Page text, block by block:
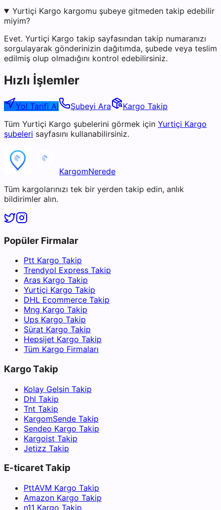
Yurtiçi Kargo kargomu şubeye gitmeden takip edebilir
miyim?
Evet. Yurtiçi Kargo takip sayfasından takip numaranızı
sorgulayarak gönderinizin dağıtımda, şubede veya teslim
edilmiş olup olmadığını kontrol edebilirsiniz.
Hızlı İşlemler
Yol Tarifi Al Şubeyi Ara
Kargo Takip
Tüm Yurtiçi Kargo şubelerini görmek için Yurtiçi Kargo
şubeleri sayfasını kullanabilirsiniz.
KargomNerede
Tüm kargolarınızı tek bir yerden takip edin, anlık
bildirimler alın.
Popüler Firmalar
Ptt Kargo Takip
Trendyol Express Takip
Aras Kargo Takip
Yurtiçi Kargo Takip
DHL Ecommerce Takip
Mng Kargo Takip
Ups Kargo Takip
Sürat Kargo Takip
Hepsijet Kargo Takip
Tüm Kargo Firmaları
Kargo Takip
Kolay Gelsin Takip
Dhl Takip
Tnt Takip
KargomSende Takip
Sendeo Kargo Takip
Kargoist Takip
Jetizz Takip
E-ticaret Takip
PttAVM Kargo Takip
Amazon Kargo Takip
n11 Kargo Takip